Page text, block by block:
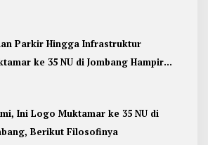
Parkir Hingga Infrastruktur
ke 35 NU di Jombang Hampir
Ini Logo Muktamar ke 35 NU di
Berikut Filosofinya